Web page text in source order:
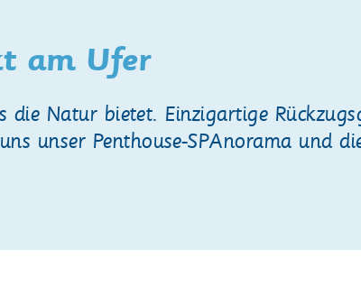
am Ufer
die Natur bietet. Einzigartige
unser Penthouse-SPAnorama und